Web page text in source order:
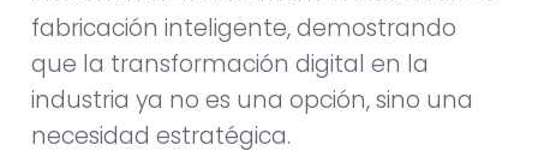
fabricación inteligente, demostrando
que la transformación digital en la
industria ya no es una opción, sino una
necesidad estratégica.